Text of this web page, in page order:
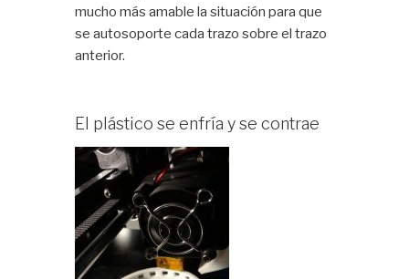
mucho más amable la situación para que
se autosoporte cada trazo sobre el trazo
anterior.
El plástico se enfría y se contrae